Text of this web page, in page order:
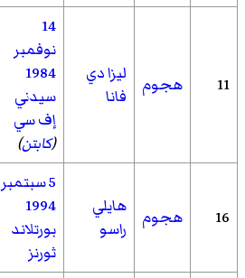
11 هجوم
ليزا دي
فانا
14
نوفمبر
1984
سيدني
إف سي
(كابتن)
16 هجوم
هايلي
راسو
5 سبتمبر
1994
بورتلاند
ثورنز